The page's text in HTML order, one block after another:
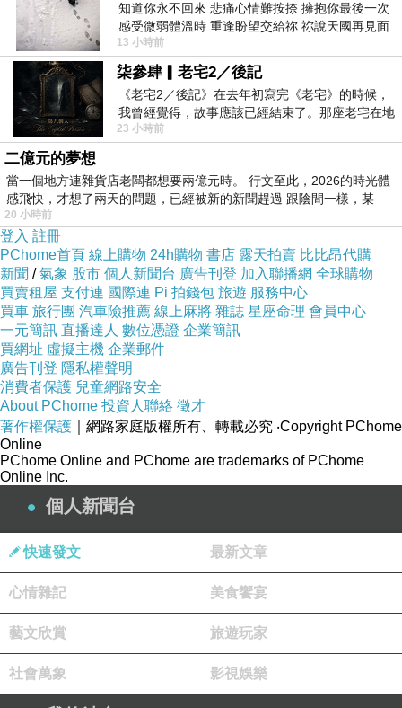
知道你永不回來 悲痛心情難按捺 擁抱你最後一次
感受微弱體溫時 重逢盼望交給祢 祢說天國再見面
此刻忍淚說別離 他日靈魂再
13 小時前
柒參肆▎老宅2／後記
《老宅2／後記》在去年初寫完《老宅》的時候，
我曾經覺得，故事應該已經結束了。那座老宅在地
震中倒塌，七個人終於離開那片黑暗，
23 小時前
二億元的夢想
當一個地方連雜貨店老闆都想要兩億元時。 行文至此，2026的時光體
感飛快，才想了兩天的問題，已經被新的新聞趕過 跟陰間一樣，某
20 小時前
登入 註冊
PChome首頁 線上購物 24h購物 書店 露天拍賣 比比昂代購
新聞 /氣象 股市 個人新聞台 廣告刊登 加入聯播網 全球購物
買賣租屋 支付連 國際連 Pi 拍錢包 旅遊 服務中心
買車 旅行團 汽車險推薦 線上麻將 雜誌 星座命理 會員中心
一元簡訊 直播達人 數位憑證 企業簡訊
買網址 虛擬主機 企業郵件
廣告刊登 隱私權聲明
消費者保護 兒童網路安全
About PChome 投資人聯絡 徵才
著作權保護 ｜網路家庭版權所有、轉載必究 ‧Copyright PChome
Online
PChome Online and PChome are trademarks of PChome
Online Inc.
個人新聞台
快速發文 最新文章
心情雜記 美食饗宴
藝文欣賞 旅遊玩家
社會萬象 影視娛樂